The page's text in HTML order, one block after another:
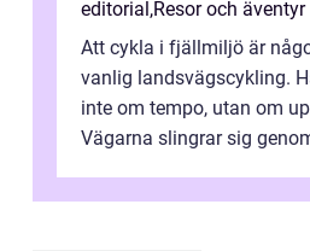
editorial,Resor och äventyr
Att cykla i fjällmiljö är
vanlig landsvägscykling.
inte om tempo, utan om
Vägarna slingrar sig